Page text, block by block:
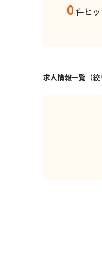
0 件ヒ
求人情報一覧（絞